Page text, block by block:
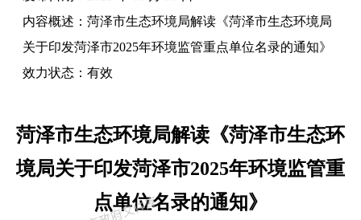
内容概述： 菏泽市生态环境局解读《菏泽市生态环境局
关于印发菏泽市2025年环境监管重点单位名录的通知》
效力状态： 有效
菏泽市生态环境局解读《菏泽市生态环
境局关于印发菏泽市2025年环境监管重
点单位名录的通知》